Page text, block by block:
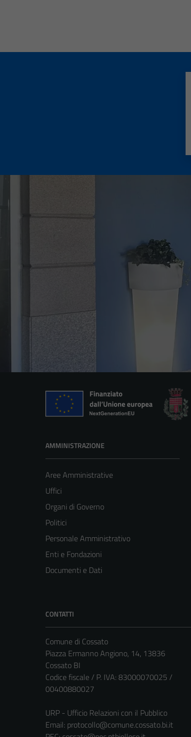
AMMINISTRAZIONE
Aree Amministrative
Uffici
Organi di Governo
Politici
Personale Amministrativo
Enti e Fondazioni
Documenti e Dati
CONTATTI
Comune di Cossato
Piazza Ermanno Angiono, 14, 13836
Cossato BI
Codice fiscale / P. IVA: 83000070025 /
00400880027
URP - Ufficio Relazioni con il Pubblico
Email: protocollo@comune.cossato.bi.it